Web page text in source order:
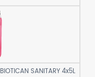
BIOTICAN SANITARY 4x5L